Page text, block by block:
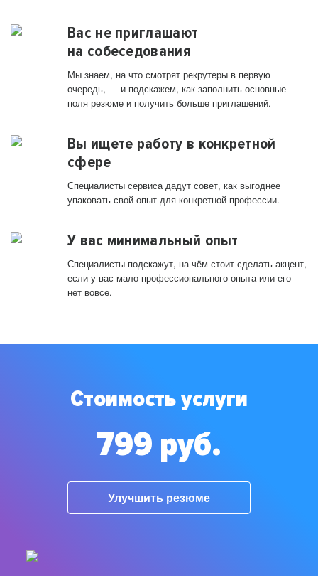
Вас не приглашают
на собеседования
Мы знаем, на что смотрят рекрутеры в первую
очередь, — и подскажем, как заполнить основные
поля резюме и получить больше приглашений.
Вы ищете работу в конкретной
сфере
Специалисты сервиса дадут совет, как выгоднее
упаковать свой опыт для конкретной профессии.
У вас минимальный опыт
Специалисты подскажут, на чём стоит сделать акцент,
если у вас мало профессионального опыта или его
нет вовсе.
Стоимость услуги
799 руб.
Улучшить резюме